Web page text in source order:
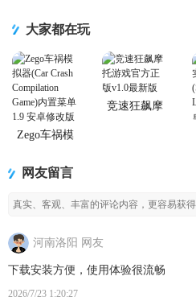
大家都在玩
Zego车祸模
Compilation
单
竞速狂飙摩
网友留言
河南洛阳 网友
2026/7/23 1:20:27
下载安装方便，使用体验很流畅